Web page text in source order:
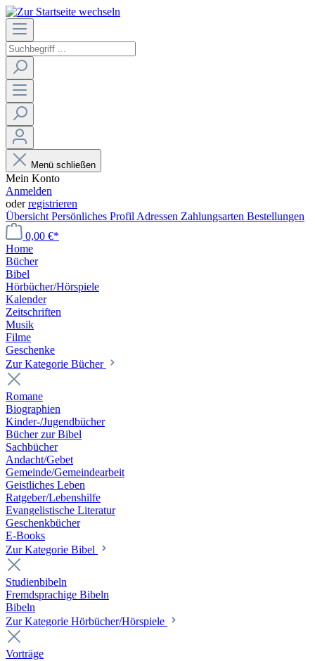
Menü schließen
Mein Konto
Anmelden
oderregistrieren
Übersicht Persönliches Profil Adressen Zahlungsarten Bestellungen
0,00 €*
Home
Bücher
Bibel
Hörbücher/Hörspiele
Kalender
Zeitschriften
Musik
Filme
Geschenke
Zur Kategorie Bücher
Romane
Biographien
Kinder-/Jugendbücher
Bücher zur Bibel
Sachbücher
Andacht/Gebet
Gemeinde/Gemeindearbeit
Geistliches Leben
Ratgeber/Lebenshilfe
Evangelistische Literatur
Geschenkbücher
E-Books
Zur Kategorie Bibel
Studienbibeln
Fremdsprachige Bibeln
Bibeln
Zur Kategorie Hörbücher/Hörspiele
Vorträge